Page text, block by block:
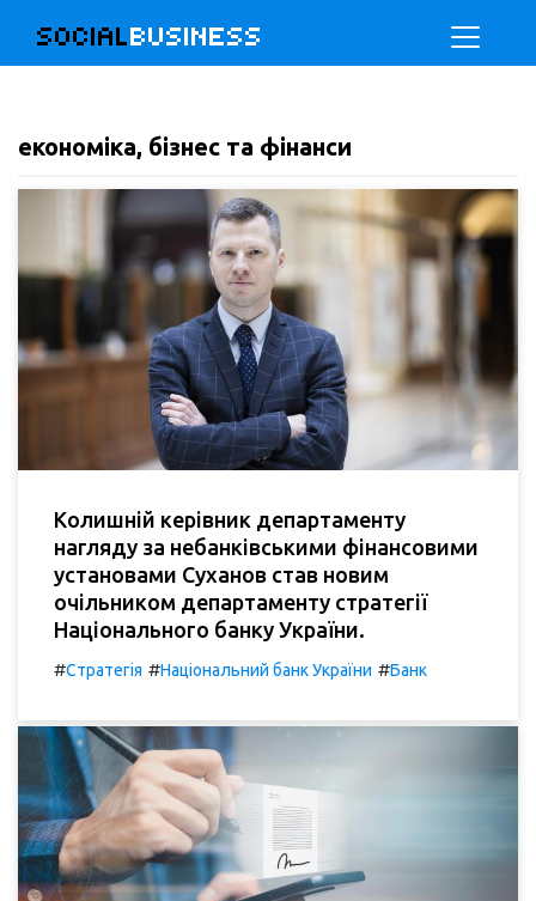
SOCIALBUSINESS
економіка, бізнес та фінанси
Колишній керівник департаменту
нагляду за небанківськими фінансовими
установами Суханов став новим
очільником департаменту стратегії
Національного банку України.
#Стратегія #Національний банк України #Банк